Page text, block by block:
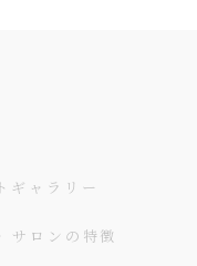
ギャラリー
サロンの特徴